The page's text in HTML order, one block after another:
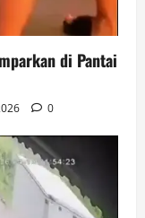
di Pantai
0